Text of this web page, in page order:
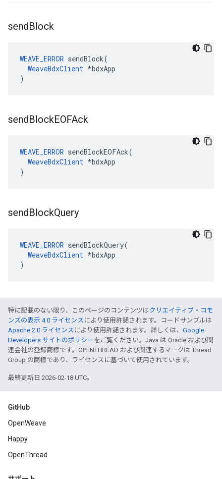
sendBlock
WEAVE_ERROR sendBlock(
WeaveBdxClient *bdxApp
)
sendBlockEOFAck
WEAVE_ERROR sendBlockEOFAck(
WeaveBdxClient *bdxApp
)
sendBlockQuery
WEAVE_ERROR sendBlockQuery(
WeaveBdxClient *bdxApp
)
特に記載のない限り、このページのコンテンツはクリエイティブ・コモ
ンズの表示 4.0 ライセンス により使用許諾されます。コードサンプルは
Apache 2.0 ライセンス により使用許諾されます。詳しくは、 Google
Developers サイトのポリシー をご覧ください。Java は Oracle および関
連会社の登録商標です。OPENTHREAD および関連するマークは Thread
Group の商標であり、ライセンスに基づいて使用されています。
最終更新日 2026-02-18 UTC。
GitHub
OpenWeave
Happy
OpenThread